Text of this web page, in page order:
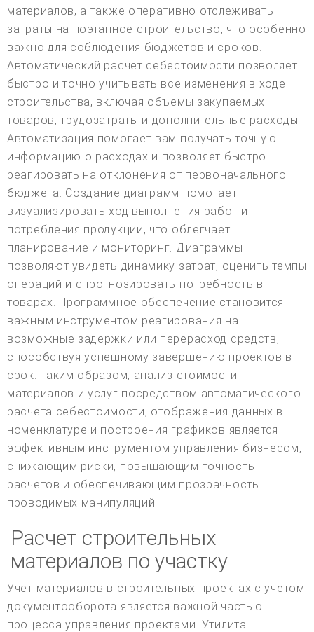
материалов, а также оперативно отслеживать
затраты на поэтапное строительство, что особенно
важно для соблюдения бюджетов и сроков.
Автоматический расчет себестоимости позволяет
быстро и точно учитывать все изменения в ходе
строительства, включая объемы закупаемых
товаров, трудозатраты и дополнительные расходы.
Автоматизация помогает вам получать точную
информацию о расходах и позволяет быстро
реагировать на отклонения от первоначального
бюджета. Создание диаграмм помогает
визуализировать ход выполнения работ и
потребления продукции, что облегчает
планирование и мониторинг. Диаграммы
позволяют увидеть динамику затрат, оценить темпы
операций и спрогнозировать потребность в
товарах. Программное обеспечение становится
важным инструментом реагирования на
возможные задержки или перерасход средств,
способствуя успешному завершению проектов в
срок. Таким образом, анализ стоимости
материалов и услуг посредством автоматического
расчета себестоимости, отображения данных в
номенклатуре и построения графиков является
эффективным инструментом управления бизнесом,
снижающим риски, повышающим точность
расчетов и обеспечивающим прозрачность
проводимых манипуляций.
Расчет строительных
материалов по участку
Учет материалов в строительных проектах с учетом
документооборота является важной частью
процесса управления проектами. Утилита